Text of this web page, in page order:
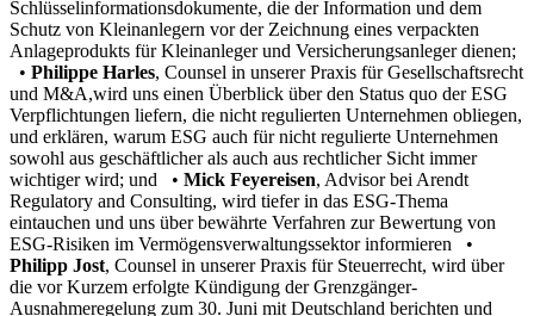
Schlüsselinformationsdokumente, die der Information und dem
Schutz von Kleinanlegern vor der Zeichnung eines verpackten
Anlageprodukts für Kleinanleger und Versicherungsanleger dienen;
• Philippe Harles, Counsel in unserer Praxis für Gesellschaftsrecht
und M&A,wird uns einen Überblick über den Status quo der ESG
Verpflichtungen liefern, die nicht regulierten Unternehmen obliegen,
und erklären, warum ESG auch für nicht regulierte Unternehmen
sowohl aus geschäftlicher als auch aus rechtlicher Sicht immer
wichtiger wird; und • Mick Feyereisen, Advisor bei Arendt
Regulatory and Consulting, wird tiefer in das ESG-Thema
eintauchen und uns über bewährte Verfahren zur Bewertung von
ESG-Risiken im Vermögensverwaltungssektor informieren •
Philipp Jost, Counsel in unserer Praxis für Steuerrecht, wird über
die vor Kurzem erfolgte Kündigung der Grenzgänger-
Ausnahmeregelung zum 30. Juni mit Deutschland berichten und